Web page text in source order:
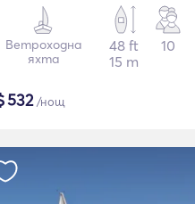
Ветроходна
яхта
48 ft
15 m
10
532/нощ